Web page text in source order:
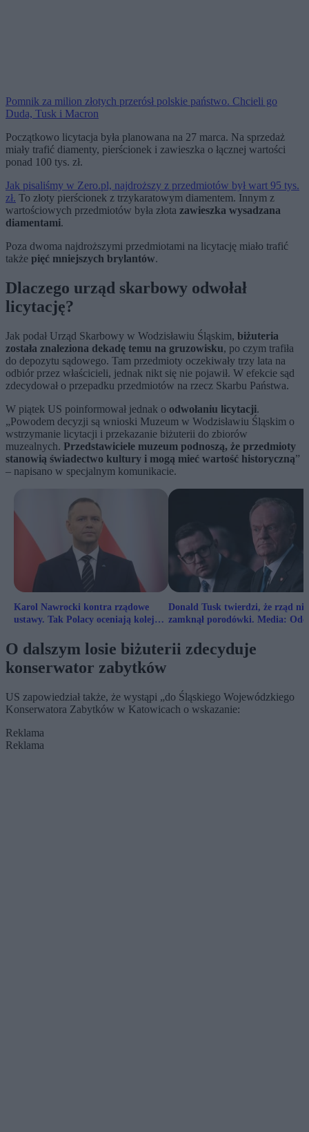
Pomnik za milion złotych przerósł polskie państwo. Chcieli go
Duda, Tusk i Macron
Początkowo licytacja była planowana na 27 marca. Na sprzedaż
miały trafić diamenty, pierścionek i zawieszka o łącznej wartości
ponad 100 tys. zł.
Jak pisaliśmy w Zero.pl, najdroższy z przedmiotów był wart 95 tys.
zł. To złoty pierścionek z trzykaratowym diamentem. Innym z
wartościowych przedmiotów była złota zawieszka wysadzana
diamentami.
Poza dwoma najdroższymi przedmiotami na licytację miało trafić
także pięć mniejszych brylantów.
Dlaczego urząd skarbowy odwołał
licytację?
Jak podał Urząd Skarbowy w Wodzisławiu Śląskim, biżuteria
została znaleziona dekadę temu na gruzowisku, po czym trafiła
do depozytu sądowego. Tam przedmioty oczekiwały trzy lata na
odbiór przez właścicieli, jednak nikt się nie pojawił. W efekcie sąd
zdecydował o przepadku przedmiotów na rzecz Skarbu Państwa.
W piątek US poinformował jednak o odwołaniu licytacji.
„Powodem decyzji są wnioski Muzeum w Wodzisławiu Śląskim o
wstrzymanie licytacji i przekazanie biżuterii do zbiorów
muzealnych. Przedstawiciele muzeum podnoszą, że przedmioty
stanowią świadectwo kultury i mogą mieć wartość historyczną”
– napisano w specjalnym komunikacie.
Karol Nawrocki kontra rządowe
ustawy. Tak Polacy oceniają kolejne
Donald Tusk twierdzi, że rząd nie
zamknął porodówki. Media:
O dalszym losie biżuterii zdecyduje
konserwator zabytków
US zapowiedział także, że wystąpi „do Śląskiego Wojewódzkiego
Konserwatora Zabytków w Katowicach o wskazanie:
Reklama
Reklama